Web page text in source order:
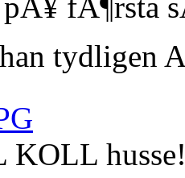
fÃ¶rsta
tydligen
KOLL